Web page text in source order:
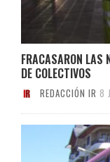
FRACASARON LAS
DE COLECTIVOS
REDACCIÓN IR 8